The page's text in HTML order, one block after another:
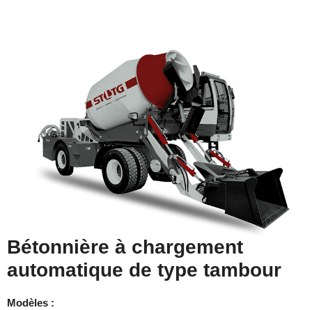
Bétonnière à chargement
automatique de type tambour
Modèles :